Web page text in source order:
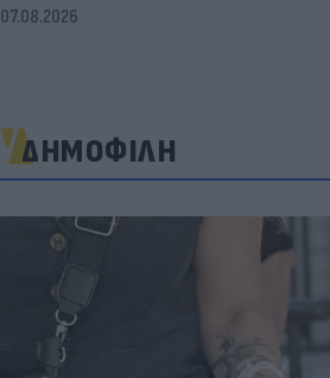
07.08.2026
ΔΗΜΟΦΙΛΗ